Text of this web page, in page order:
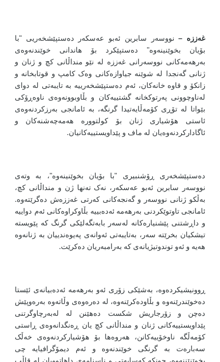
غەززە –نووسەر سابرین ئەبو عەسکەر دەستپێشخەریی "با
بۆیان بخوێنینەوە" دەستپێکرد بۆ هاندانی خوێندنەوەی
بەرهەمەکانی نووسەرانی غەززە لە نێو منداڵانی کچ و ژنان و
ژنانی گەنجدا لە شوێنە جیاوازەکانی وەک کامپ و قوتابخانە و
زانکۆ و قاوە خانەکان، ئەم دەستپێشخەرییە بە تایبەتی لە دوای
لەناوچوونی پەرتوکخانە گشتییەکان و بڵاوبوونەوەی ناوەڕۆکی
بێواتا لە تۆڕی کۆمەڵایەتیدا گرنگە، بە ئامانجی بەرزکردنەوەی
ئاستی هۆشیاری ژنان بۆ کولتوورە هەمەچەشنەکان و
ئاگادارکردنەوەیان لە ماف و پێداویستییەکانیان.
دەستپێشخەری ڕۆشنبیری "با بۆیان بخوێنینەوە"، بە وتەی
نووسەر سابرین ئەبو عەسکەر، نەک تەنها ژن و منداڵانی کچ،
بەڵکو ژنانی نووسەر و گەنجەکانی کەرتی غەززەش دەگرێتەوە.
ئامانجی تاوتوێکردنی بەرهەمە ئەدەبییە بڵاوکراوەکانی ئەم دواییە
و داڕشتنی پێشنیارەکانە لەسەر بابەتگەلێکی گرنگ کە پێویستە
تیشکیان بخرێتە سەر، بەتایبەتی ئەوانەی پەیوەندییان بە ژنانەوە
هەیە و ئەو توندوتیژیانەی کە بەرامبەریان دەکرێت.
ڕوونیشیکردەوە، بەشێکی زۆری ئەو بەرهەمە ئەدەبیانەی ئێستا
دەخوێندرێنەوە و بڵاودەکرێنەوە، لە دەرەوەی وڵاتەوە بەرەوپێش
دەچن و زۆرجاریش شکست دەهێنن لە لەبەرچاوگرتنی
پێداویستییەکانی ژنان و منداڵانی کچ یان ڕەنگدانەوەی ڕاستی
کۆمەڵگە ناوخۆییەکانن، هەروەها بۆ هۆشیارکردنەوەی خەڵک
سەبارەت بە گرنگی خوێندنەوە و ئەم دیمۆگرافیایە چی
بخوێنێننەوە، چونکە کەسایەتی و ناسنامەی داهاتوویان لە قاڵب